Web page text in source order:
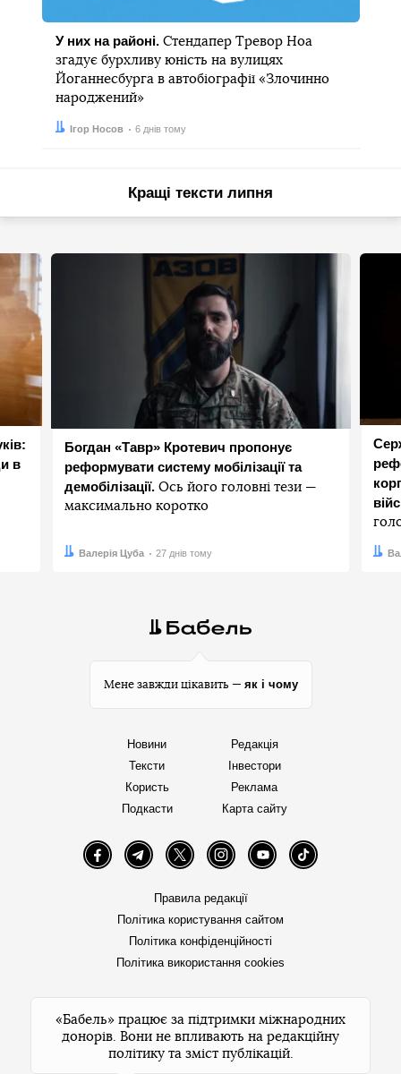
У них на районі.Стендапер Тревор Ноа
згадує бурхливу юність на вулицях
Йоганнесбурга в автобіографії «Злочинно
народжений»
Автор:Ігор Носов
Дата: 6 днів тому
Кращі тексти липня
в
Богдан «Тавр» Кротевич пропонує
реформувати систему мобілізації та
демобілізації. Ось його головні тези —
максимально коротко
Автор:Валерія Цуба
Дата: 27 днів тому Дата:
Мене завжди цікавить — як і чому
Новини
Тексти
Користь
Подкасти
Редакція
Інвестори
Реклама
Карта сайту
FacebookTelegramTwitter InstagramYouTube TikTok
Правила редакції
Політика користування сайтом
Політика конфіденційності
Політика використання cookies
«Бабель» працює за підтримки міжнародних
донорів. Вони не впливають на редакційну
політику та зміст публікацій.